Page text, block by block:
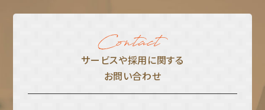
サービスや採⽤に関する
お問い合わせ